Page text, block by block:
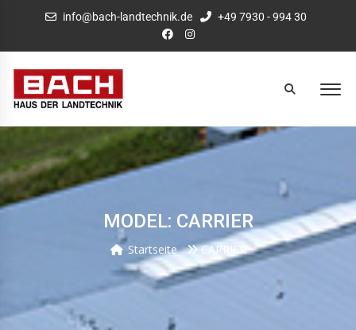
info@bach-landtechnik.de +49 7930 - 994 30
MODEL: CARRIER
Startseite CARRIER